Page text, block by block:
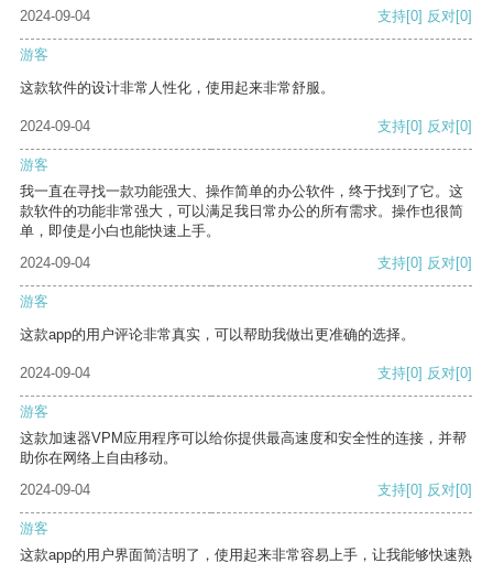
2024-09-04
支持[0] 反对[0]
游客
这款软件的设计非常人性化，使用起来非常舒服。
2024-09-04 支持[0] 反对[0]
游客
我一直在寻找一款功能强大、操作简单的办公软件，终于找到了它。这
款软件的功能非常强大，可以满足我日常办公的所有需求。操作也很简
单，即使是小白也能快速上手。
2024-09-04
支持[0] 反对[0]
游客
这款app的用户评论非常真实，可以帮助我做出更准确的选择。
2024-09-04 支持[0] 反对[0]
游客
这款加速器VPM应用程序可以给你提供最高速度和安全性的连接，并帮
助你在网络上自由移动。
2024-09-04
支持[0] 反对[0]
游客
这款app的用户界面简洁明了，使用起来非常容易上手，让我能够快速熟